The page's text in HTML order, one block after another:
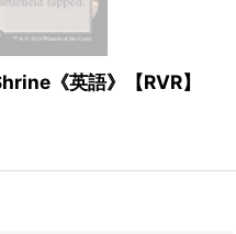
《英語》【RVR】